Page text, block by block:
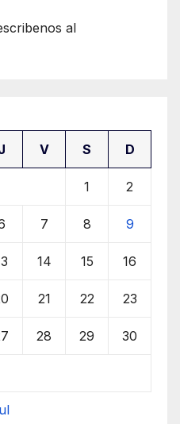
al
V S D
1 2
7 8 9
14 15 16
21 22 23
28 29 30